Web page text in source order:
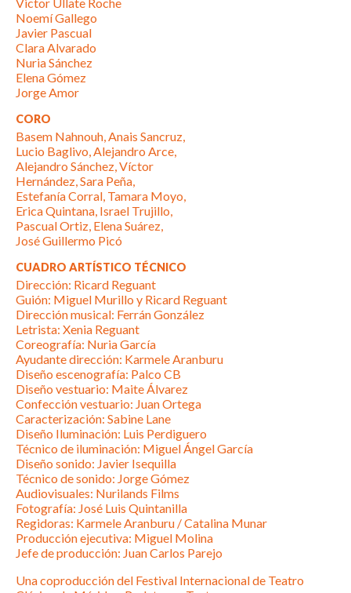
Victor Ullate Roche
Noemí Gallego
Javier Pascual
Clara Alvarado
Nuria Sánchez
Elena Gómez
Jorge Amor
CORO
Basem Nahnouh, Anais Sancruz,
Lucio Baglivo, Alejandro Arce,
Alejandro Sánchez, Víctor
Hernández, Sara Peña,
Estefanía Corral, Tamara Moyo,
Erica Quintana, Israel Trujillo,
Pascual Ortiz, Elena Suárez,
José Guillermo Picó
CUADRO ARTÍSTICO TÉCNICO
Dirección: Ricard Reguant
Guión: Miguel Murillo y Ricard Reguant
Dirección musical: Ferrán González
Letrista: Xenia Reguant
Coreografía: Nuria García
Ayudante dirección: Karmele Aranburu
Diseño escenografía: Palco CB
Diseño vestuario: Maite Álvarez
Confección vestuario: Juan Ortega
Caracterización: Sabine Lane
Diseño Iluminación: Luis Perdiguero
Técnico de iluminación: Miguel Ángel García
Diseño sonido: Javier Isequilla
Técnico de sonido: Jorge Gómez
Audiovisuales: Nurilands Films
Fotografía: José Luis Quintanilla
Regidoras: Karmele Aranburu / Catalina Munar
Producción ejecutiva: Miguel Molina
Jefe de producción: Juan Carlos Parejo
Una coproducción del Festival Internacional de Teatro